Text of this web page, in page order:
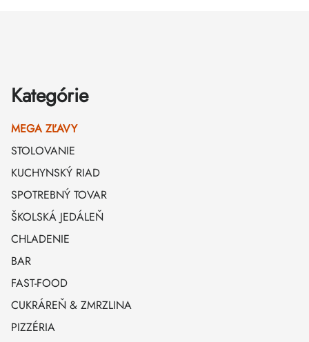
Kategórie
MEGA ZĽAVY
STOLOVANIE
KUCHYNSKÝ RIAD
SPOTREBNÝ TOVAR
ŠKOLSKÁ JEDÁLEŇ
CHLADENIE
BAR
FAST-FOOD
CUKRÁREŇ & ZMRZLINA
PIZZÉRIA